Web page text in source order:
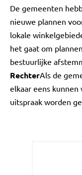
De gemeenten
nieuwe plannen
lokale
het gaat om
bestuurlijke
RechterAls de
elkaar eens
uitspraak worden